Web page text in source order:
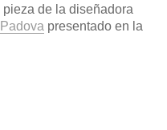
de la diseñadora
presentado en la
author/redaccion/